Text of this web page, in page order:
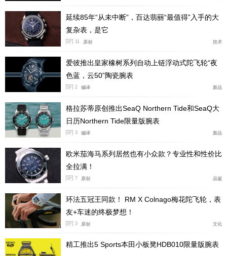
延续85年“从未中断”，百达翡丽“最值得”入手的大
复杂表，是它
11 原创 技术
爱彼推出皇家橡树系列自动上链浮动式陀飞轮“夜
色蓝，云50”陶瓷腕表
2 编译 新品
格拉苏蒂原创推出SeaQ Northern Tide和SeaQ大
日历Northern Tide限量版腕表
3 编译 新品
欧米茄海马系列居然也有小众款？专业性和性价比
全拉满！
7 原创 品鉴
环法五冠王同款！ RM X Colnago梅花陀飞轮，表
友+车迷的终极梦想！
3 原创 文化
精工推出5 Sports本田小板凳HDB010限量版腕表